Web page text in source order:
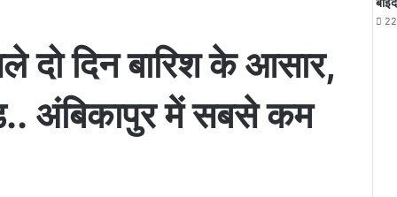
दो दिन बारिश के आसार,
अंबिकापुर में सबसे कम